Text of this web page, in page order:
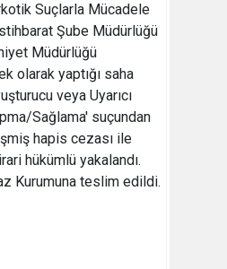
Suçlarla Mücadele
Şube Müdürlüğü
Müdürlüğü
olarak yaptığı saha
veya Uyarıcı
Sağlama' suçundan
hapis cezası ile
hükümlü yakalandı.
Kurumuna teslim edildi.